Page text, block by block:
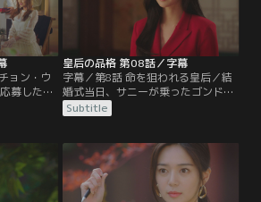
ョン・ウ
募したワ
かない皇
てられ
を進める
見せなか
皇后の品格 第08話／字幕
字幕／第8話 命を狙われる皇后／結
婚式当日、サニーが乗ったゴンドラ
が突然故障してサニーが宙づりにな
り、王室の人間は誰1人助けようと
事故が何者かの陰謀だと知った太皇
太后はユラにサニーをしっかり守る
よう指示する。
Subtitle